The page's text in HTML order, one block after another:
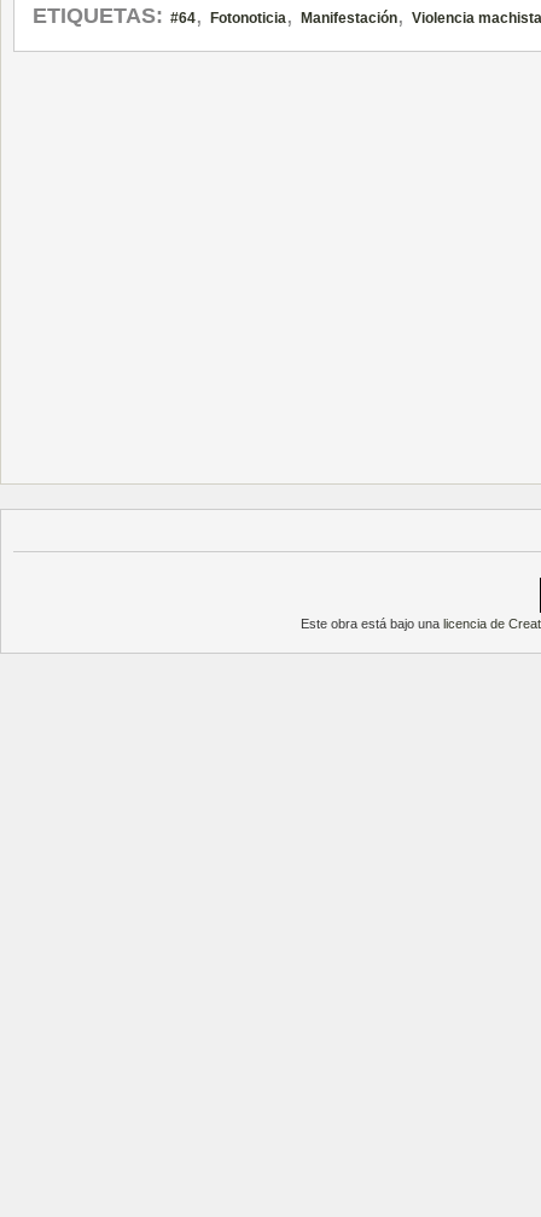
ETIQUETAS: #64, Fotonoticia, Manifestación, Violencia machista
Este obra está bajo unalicencia de